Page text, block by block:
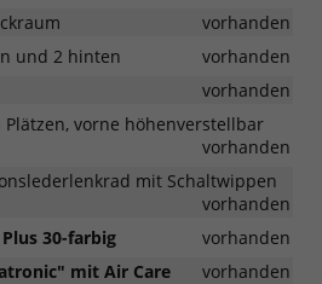
vorhanden
und 2 hinten
vorhanden
vorhanden
vorne höhenverstellbar
vorhanden
mit Schaltwippen
vorhanden
30-farbig
vorhanden
mit Air Care
vorhanden